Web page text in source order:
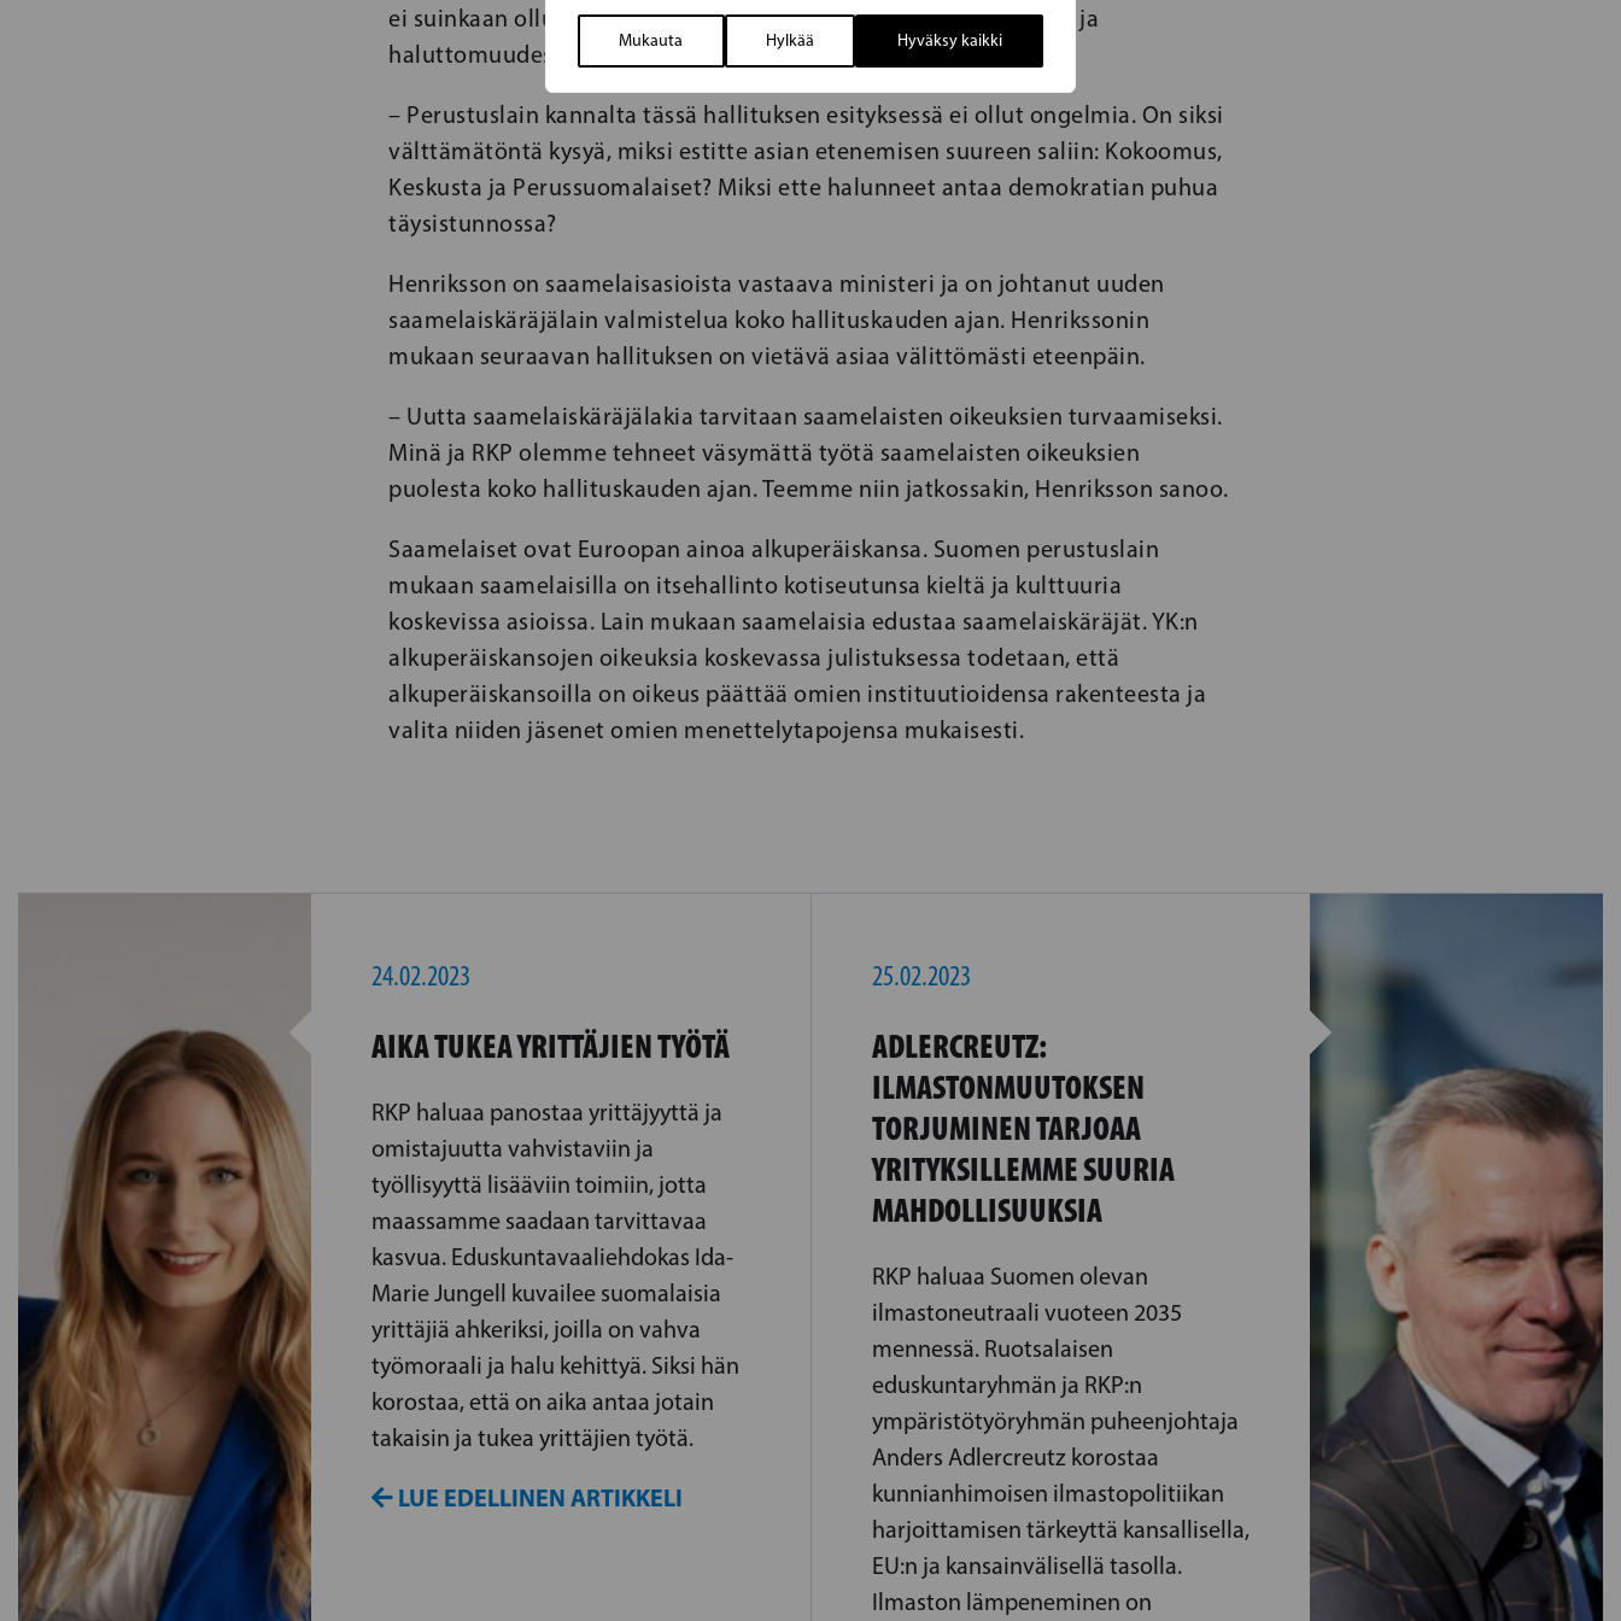
Mukauta Hylkää Hyväksy kaikki
ei suinkaan ollut ajanpuutteesta, vaan viime kädessä politiikasta ja
haluttomuudesta viedä lakiesitystä eteenpäin.
– Perustuslain kannalta tässä hallituksen esityksessä ei ollut ongelmia. On siksi
välttämätöntä kysyä, miksi estitte asian etenemisen suureen saliin: Kokoomus,
Keskusta ja Perussuomalaiset? Miksi ette halunneet antaa demokratian puhua
täysistunnossa?
Henriksson on saamelaisasioista vastaava ministeri ja on johtanut uuden
saamelaiskäräjälain valmistelua koko hallituskauden ajan. Henrikssonin
mukaan seuraavan hallituksen on vietävä asiaa välittömästi eteenpäin.
– Uutta saamelaiskäräjälakia tarvitaan saamelaisten oikeuksien turvaamiseksi.
Minä ja RKP olemme tehneet väsymättä työtä saamelaisten oikeuksien
puolesta koko hallituskauden ajan. Teemme niin jatkossakin, Henriksson sanoo.
Saamelaiset ovat Euroopan ainoa alkuperäiskansa. Suomen perustuslain
mukaan saamelaisilla on itsehallinto kotiseutunsa kieltä ja kulttuuria
koskevissa asioissa. Lain mukaan saamelaisia edustaa saamelaiskäräjät. YK:n
alkuperäiskansojen oikeuksia koskevassa julistuksessa todetaan, että
alkuperäiskansoilla on oikeus päättää omien instituutioidensa rakenteesta ja
valita niiden jäsenet omien menettelytapojensa mukaisesti.
24.02.2023
AIKA TUKEA YRITTÄJIEN TYÖTÄ
RKP haluaa panostaa yrittäjyyttä ja
omistajuutta vahvistaviin ja
työllisyyttä lisääviin toimiin, jotta
maassamme saadaan tarvittavaa
kasvua. Eduskuntavaaliehdokas Ida-
Marie Jungell kuvailee suomalaisia
yrittäjiä ahkeriksi, joilla on vahva
työmoraali ja halu kehittyä. Siksi hän
korostaa, että on aika antaa jotain
takaisin ja tukea yrittäjien työtä.
LUE EDELLINEN ARTIKKELI
25.02.2023
ADLERCREUTZ:
ILMASTONMUUTOKSEN
TORJUMINEN TARJOAA
YRITYKSILLEMME SUURIA
MAHDOLLISUUKSIA
RKP haluaa Suomen olevan
ilmastoneutraali vuoteen 2035
mennessä. Ruotsalaisen
eduskuntaryhmän ja RKP:n
ympäristötyöryhmän puheenjohtaja
Anders Adlercreutz korostaa
kunnianhimoisen ilmastopolitiikan
harjoittamisen tärkeyttä kansallisella,
EU:n ja kansainvälisellä tasolla.
Ilmaston lämpeneminen on